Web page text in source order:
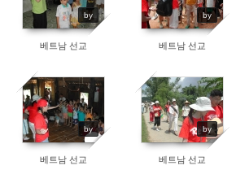
by
베트남 선교
by
베트남 선교
by
베트남 선교
by
베트남 선교